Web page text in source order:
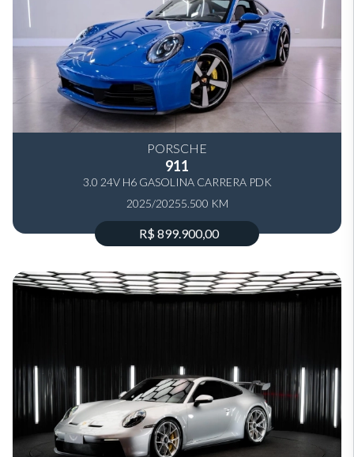
PORSCHE
911
3.0 24V H6 GASOLINA CARRERA PDK
2025/20255.500 KM
R$ 899.900,00